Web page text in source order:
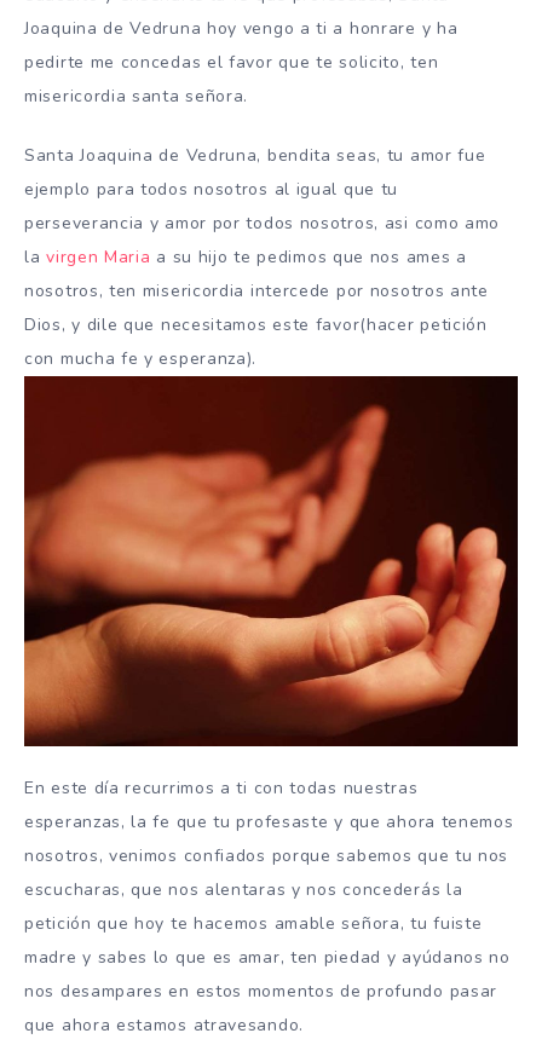
Joaquina de Vedruna hoy vengo a ti a honrare y ha
pedirte me concedas el favor que te solicito, ten
misericordia santa señora.
Santa Joaquina de Vedruna, bendita seas, tu amor fue
ejemplo para todos nosotros al igual que tu
perseverancia y amor por todos nosotros, asi como amo
lavirgen Maria a su hijo te pedimos que nos ames a
nosotros, ten misericordia intercede por nosotros ante
Dios, y dile que necesitamos este favor(hacer petición
con mucha fe y esperanza).
En este día recurrimos a ti con todas nuestras
esperanzas, la fe que tu profesaste y que ahora tenemos
nosotros, venimos confiados porque sabemos que tu nos
escucharas, que nos alentaras y nos concederás la
petición que hoy te hacemos amable señora, tu fuiste
madre y sabes lo que es amar, ten piedad y ayúdanos no
nos desampares en estos momentos de profundo pasar
que ahora estamos atravesando.